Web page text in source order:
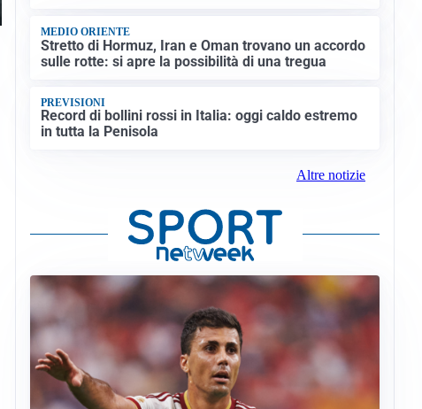
MEDIO ORIENTE
Stretto di Hormuz, Iran e Oman trovano un accordo
sulle rotte: si apre la possibilità di una tregua
PREVISIONI
Record di bollini rossi in Italia: oggi caldo estremo
in tutta la Penisola
Altre notizie